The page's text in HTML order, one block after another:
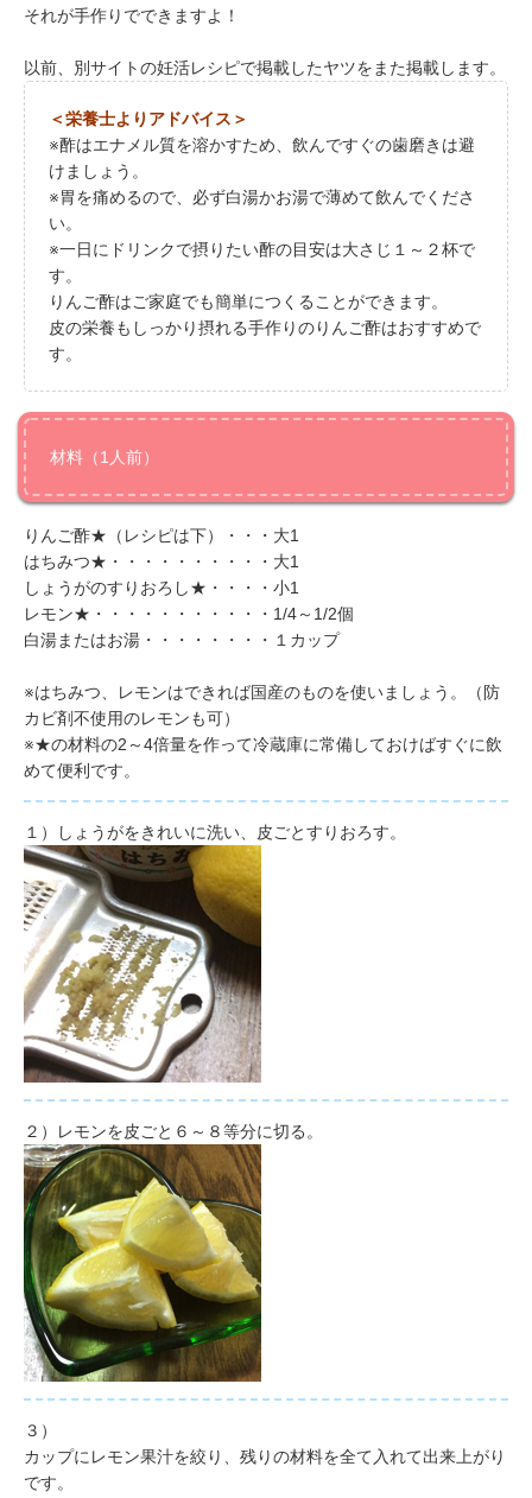
それが手作りでできますよ！
以前、別サイトの妊活レシピで掲載したヤツをまた掲載します。
＜栄養士よりアドバイス＞
※酢はエナメル質を溶かすため、飲んですぐの歯磨きは避
けましょう。
※胃を痛めるので、必ず白湯かお湯で薄めて飲んでくださ
い。
※一日にドリンクで摂りたい酢の目安は大さじ１～２杯で
す。
りんご酢はご家庭でも簡単につくることができます。
皮の栄養もしっかり摂れる手作りのりんご酢はおすすめで
す。
材料（1人前）
りんご酢★（レシピは下）・・・ 大1
はちみつ★・・・・・・・・・・大1
しょうがのすりおろし★・・・・ 小1
レモン★・・・・・・・・・・・ 1/4～1/2個
白湯またはお湯・・・・・・・・ １カップ
※はちみつ、レモンはできれば国産のものを使いましょう。（防
カビ剤不使用のレモンも可）
※★の材料の2～4倍量を作って冷蔵庫に常備しておけばすぐに飲
めて便利です。
１）しょうがをきれいに洗い、皮ごとすりおろす。
２）レモンを皮ごと６～８等分に切る。
３）
カップにレモン果汁を絞り、残りの材料を全て入れて出来上がり
です。